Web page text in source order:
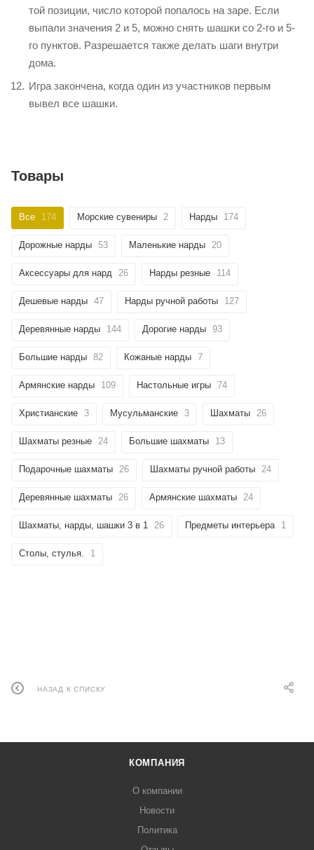
той позиции, число которой попалось на заре. Если
выпали значения 2 и 5, можно снять шашки со 2-го и 5-
го пунктов. Разрешается также делать шаги внутри
дома.
Игра закончена, когда один из участников первым
вывел все шашки.
Товары
Все 174 Морские сувениры 2 Нарды 174
Дорожные нарды 53 Маленькие нарды 20
Аксессуары для нард 26 Нарды резные 114
Дешевые нарды 47 Нарды ручной работы 127
Деревянные нарды 144 Дорогие нарды 93
Большие нарды 82 Кожаные нарды 7
Армянские нарды 109 Настольные игры 74
Христианские 3 Мусульманские 3 Шахматы 26
Шахматы резные 24 Большие шахматы 13
Подарочные шахматы 26 Шахматы ручной работы 24
Деревянные шахматы 26 Армянские шахматы 24
Шахматы, нарды, шашки 3 в 1 26 Предметы интерьера 1
Столы, стулья. 1
НАЗАД К СПИСКУ
КОМПАНИЯ
О компании
Новости
Политика